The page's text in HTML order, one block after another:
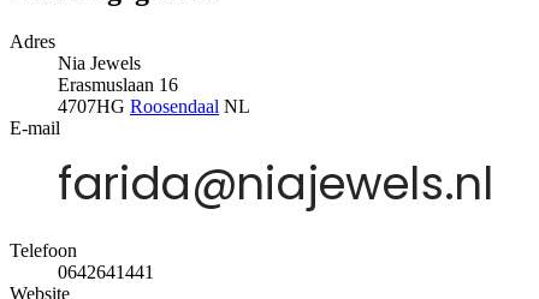
Adres
Nia Jewels
Erasmuslaan 16
4707HG Roosendaal NL
E-mail
Telefoon
0642641441
Website